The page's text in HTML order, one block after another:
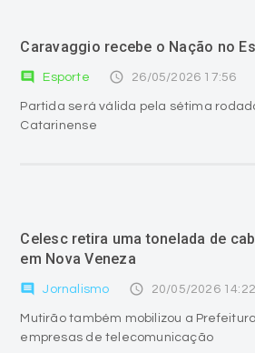
Caravaggio recebe o Nação no
comment Esporte access_time 26/05/2026 17:56
Partida será válida pela sétima
Catarinense
Celesc retira uma tonelada de
em Nova Veneza
comment Jornalismo access_time 20/05/2026 14:22
Mutirão também mobilizou a
empresas de telecomunicação